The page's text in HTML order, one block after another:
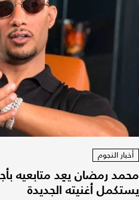
أخبار النجوم
محمد رمضان يعِد متابعيه
يستكمل أغنيته الجديدة